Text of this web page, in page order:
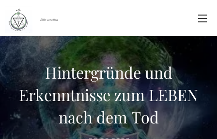
bitte scrollen
Hintergründe und
Erkenntnisse zum LEBEN
nach dem Tod